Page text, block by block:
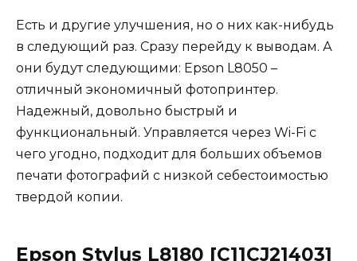
Есть и другие улучшения, но о них как-нибудь
в следующий раз. Сразу перейду к выводам. А
они будут следующими: Epson L8050 –
отличный экономичный фотопринтер.
Надежный, довольно быстрый и
функциональный. Управляется через Wi-Fi с
чего угодно, подходит для больших объемов
печати фотографий с низкой себестоимостью
твердой копии.
Epson Stylus L8180 [C11CJ21403]